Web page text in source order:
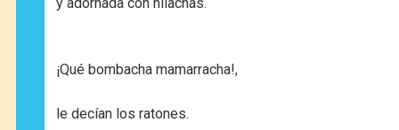
¡Qué bombacha mamarracha!,
le decían los ratones.